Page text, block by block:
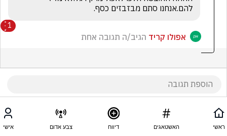
להם.אנחנו סתם מבזבזים כסף.
1
אפולו קריד הגיב/ה תגובה אחת
ראשי האשטאגים דיווח צבע אדום אישי